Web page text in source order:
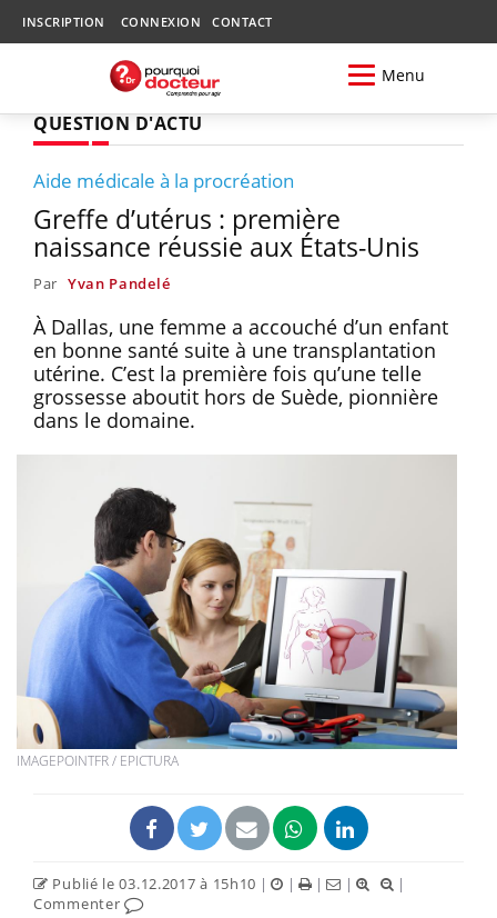
INSCRIPTION CONNEXION CONTACT
Menu
QUESTION D'ACTU
Aide médicale à la procréation
Greffe d’utérus : première
naissance réussie aux États-Unis
Par Yvan Pandelé
À Dallas, une femme a accouché d’un enfant
en bonne santé suite à une transplantation
utérine. C’est la première fois qu’une telle
grossesse aboutit hors de Suède, pionnière
dans le domaine.
IMAGEPOINTFR / EPICTURA
Publié le 03.12.2017 à 15h10 | | | |
|
Commenter